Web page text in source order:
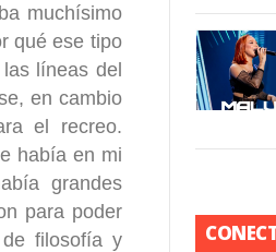
muchísimo
qué ese tipo
líneas del
en cambio
el recreo.
había en mi
grandes
para poder
filosofía y